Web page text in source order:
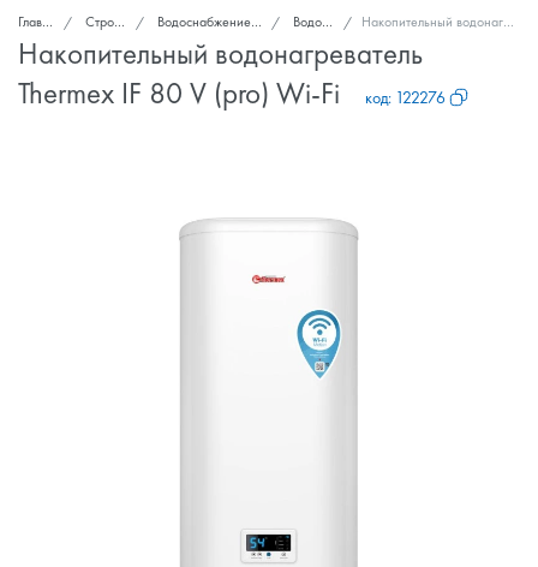
Главная Стройка и ремонт Водоснабжение, канализация, вентиляция Водонагреватели Накопительный водонагреватель Thermex IF 80 V (pro) Wi-Fi
Накопительный водонагреватель
Thermex IF 80 V (pro) Wi-Fi
код: 122276